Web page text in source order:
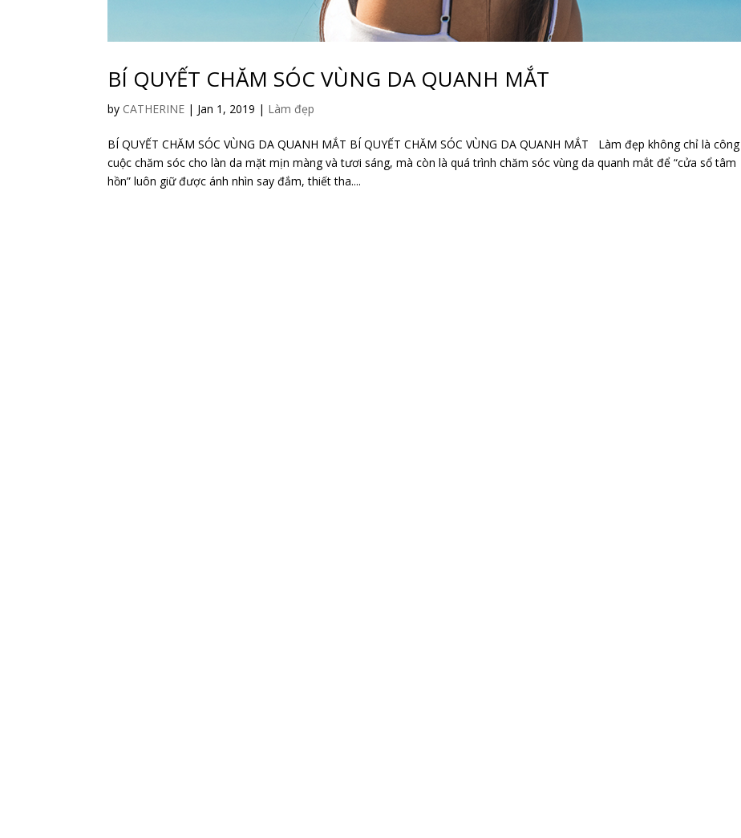
BÍ QUYẾT CHĂM SÓC VÙNG DA QUANH MẮT
by CATHERINE | Jan 1, 2019 | Làm đẹp
BÍ QUYẾT CHĂM SÓC VÙNG DA QUANH MẮT BÍ QUYẾT CHĂM SÓC VÙNG DA QUANH MẮT Làm đẹp không chỉ là công
cuộc chăm sóc cho làn da mặt mịn màng và tươi sáng, mà còn là quá trình chăm sóc vùng da quanh mắt để “cửa sổ tâm
hồn” luôn giữ được ánh nhìn say đắm, thiết tha....